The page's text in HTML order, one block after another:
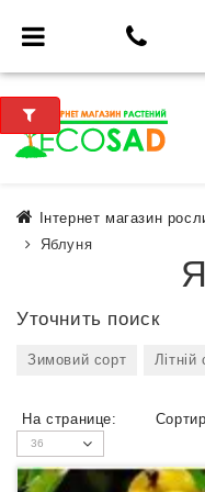
Інтернет магазин
Яблуня
Уточнить поиск
Зимовий сорт Літній
На странице: